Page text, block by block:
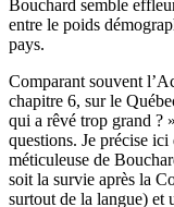
Bouchard semble
entre le poids
pays.
Comparant souvent
chapitre 6, sur le
qui a rêvé trop grand ?
questions. Je précise ici
méticuleuse de
soit la survie après la
surtout de la langue) et